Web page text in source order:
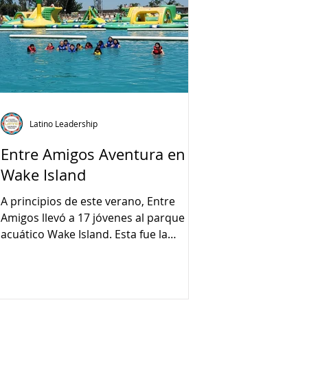
Entre Amigos Aventura en
Wake Island
A principios de este verano, Entre
Amigos llevó a 17 jóvenes al parque
acuático Wake Island. Esta fue la
Latino Leadership